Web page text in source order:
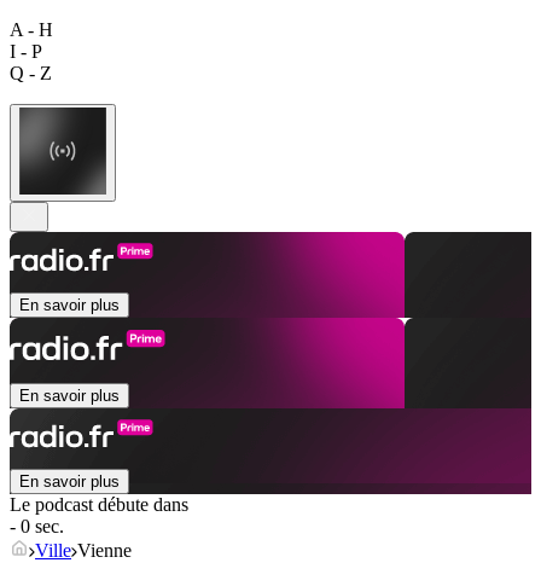
A - H
I - P
Q - Z
En savoir plus
En savoir plus
En savoir plus
Le podcast débute dans
- 0 sec.
Ville Vienne